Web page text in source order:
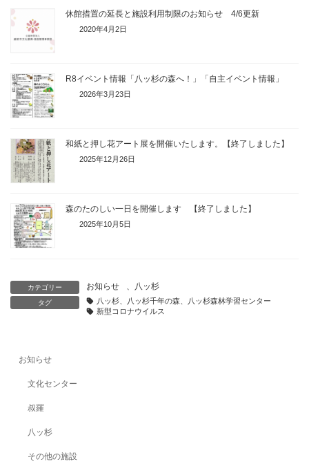
休館措置の延長と施設利用制限のお知らせ 4/6更新
2020年4月2日
R8イベント情報「八ッ杉の森へ！」「自主イベント情報」
2026年3月23日
和紙と押し花アート展を開催いたします。【終了しました】
2025年12月26日
森のたのしい一日を開催します 【終了しました】
2025年10月5日
カテゴリー お知らせ 八ッ杉
タグ
八ッ杉、八ッ杉千年の森、八ッ杉森林学習センター
新型コロナウイルス
お知らせ
文化センター
叔羅
八ッ杉
その他の施設